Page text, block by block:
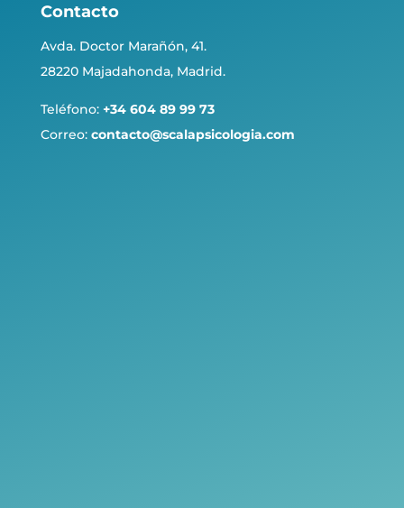
Contacto
Avda. Doctor Marañón, 41.
28220 Majadahonda, Madrid.
Teléfono: +34 604 89 99 73
Correo: contacto@scalapsicologia.com